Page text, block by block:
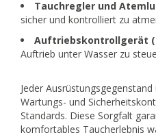
Tauchregler und
sicher und kontrolliert zu
Auftriebskontrollgerät
Auftrieb unter Wasser zu
Jeder
Wartungs- und
Standards. Diese Sorgfalt
komfortables Taucherlebnis